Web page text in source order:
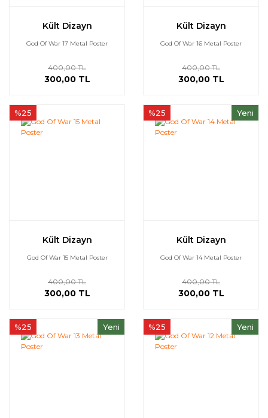
Kült Dizayn
God Of War 17 Metal Poster
400,00 TL
300,00 TL
Kült Dizayn
God Of War 16 Metal Poster
400,00 TL
300,00 TL
%25
Kült Dizayn
God Of War 15 Metal Poster
400,00 TL
300,00 TL
Yeni
%25
Kült Dizayn
God Of War 14 Metal Poster
400,00 TL
300,00 TL
Yeni
%25 Yeni
%25